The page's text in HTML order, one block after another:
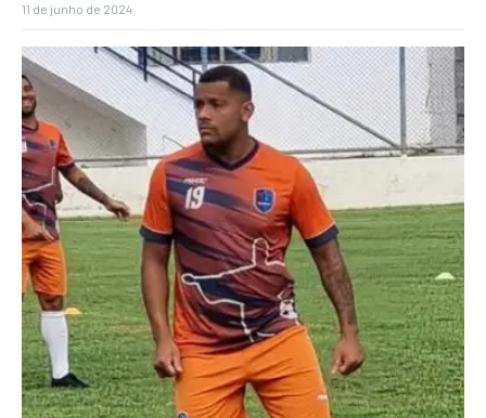
11 de junho de 2024